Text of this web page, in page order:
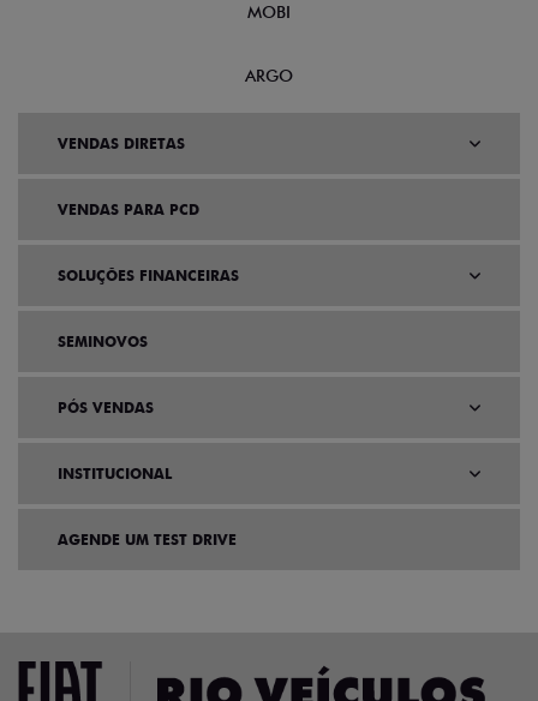
MOBI
ARGO
VENDAS DIRETAS
VENDAS PARA PCD
SOLUÇÕES FINANCEIRAS
SEMINOVOS
PÓS VENDAS
INSTITUCIONAL
AGENDE UM TEST DRIVE